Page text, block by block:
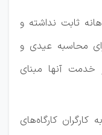
ثابت نداشته و
محاسبه عیدی و
خدمت آنها مبنای
کارگاه‌های